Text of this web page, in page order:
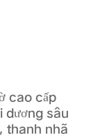
cao cấp
dương sâu
thanh nhã